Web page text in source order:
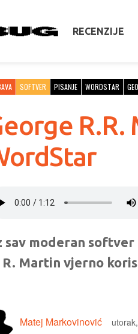
RECENZIJE
SOFTVER PISANJE WORDSTAR
sav moderan
R. Martin vjerno
Matej Markovinović